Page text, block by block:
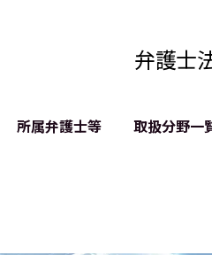
弁護士
所属弁護士等 取扱分野一